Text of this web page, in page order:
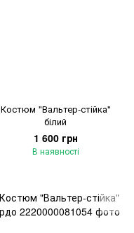
Костюм "Вальтер-стійка"
білий
1 600 грн
В наявності